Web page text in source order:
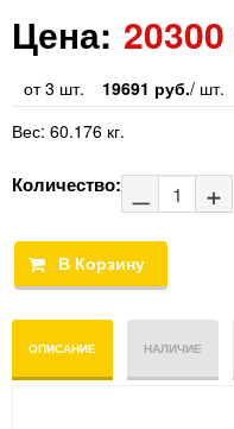
Цена:
от 3 шт. 19691 руб./ шт.
Вес: 60.176 кг.
Количество:
ОПИСАНИЕ НАЛИЧИЕ